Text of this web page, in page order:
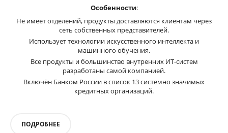
Особенности:
Не имеет отделений, продукты доставляются клиентам через
сеть собственных представителей.
Использует технологии искусственного интеллекта и
машинного обучения.
Все продукты и большинство внутренних ИТ-систем
разработаны самой компанией.
Включён Банком России в список 13 системно значимых
кредитных организаций.
ПОДРОБНЕЕ